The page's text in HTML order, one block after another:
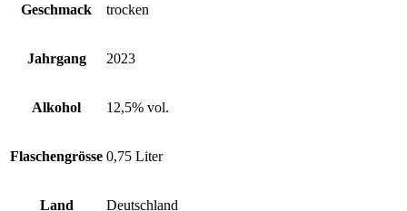
Geschmack trocken
Jahrgang 2023
Alkohol 12,5% vol.
Flaschengrösse 0,75 Liter
Land Deutschland